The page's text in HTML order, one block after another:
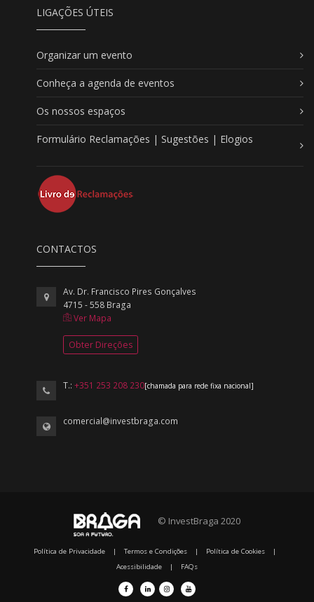
LIGAÇÕES ÚTEIS
Organizar um evento
Conheça a agenda de eventos
Os nossos espaços
Formulário Reclamações | Sugestões | Elogios
CONTACTOS
Av. Dr. Francisco Pires Gonçalves
4715 - 558 Braga
Ver Mapa
Obter Direções
T.:+351 253 208 230[chamada para rede fixa nacional]
comercial@investbraga.com
© InvestBraga 2020
Política de Privacidade | Termos e Condições | Política de Cookies
|
Acessibilidade
| FAQs